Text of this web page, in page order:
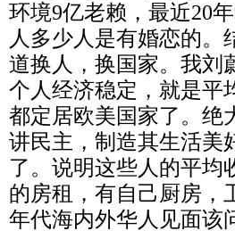
环境9亿老赖，最近20年
人多少人是有婚恋的。
道换人，换国家。我刘
个人经济稳定，就是平
都定居欧美国家了。绝
讲民主，制造其生活美
了。说明这些人的平均
的房租，有自己厨房，
年代海内外华人见面该